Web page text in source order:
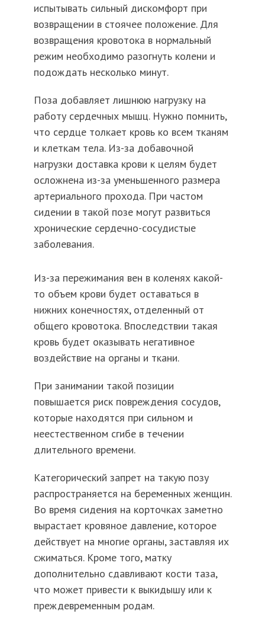
испытывать сильный дискомфорт при
возвращении в стоячее положение. Для
возвращения кровотока в нормальный
режим необходимо разогнуть колени и
подождать несколько минут.
Поза добавляет лишнюю нагрузку на
работу сердечных мышц. Нужно помнить,
что сердце толкает кровь ко всем тканям
и клеткам тела. Из-за добавочной
нагрузки доставка крови к целям будет
осложнена из-за уменьшенного размера
артериального прохода. При частом
сидении в такой позе могут развиться
хронические сердечно-сосудистые
заболевания.
Из-за пережимания вен в коленях какой-
то объем крови будет оставаться в
нижних конечностях, отделенный от
общего кровотока. Впоследствии такая
кровь будет оказывать негативное
воздействие на органы и ткани.
При занимании такой позиции
повышается риск повреждения сосудов,
которые находятся при сильном и
неестественном сгибе в течении
длительного времени.
Категорический запрет на такую позу
распространяется на беременных женщин.
Во время сидения на корточках заметно
вырастает кровяное давление, которое
действует на многие органы, заставляя их
сжиматься. Кроме того, матку
дополнительно сдавливают кости таза,
что может привести к выкидышу или к
преждевременным родам.